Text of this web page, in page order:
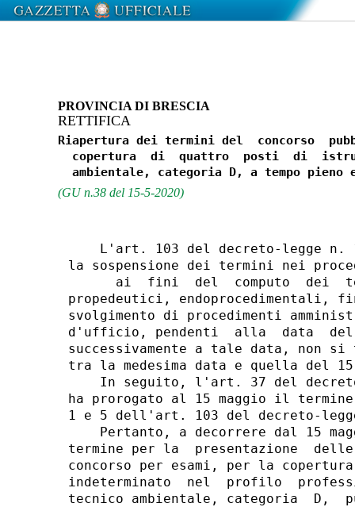
PROVINCIA DI BRESCIA
RETTIFICA
Riapertura dei termini del  concorso
copertura  di  quattro  posti  di
(GU n.38 del 15-5-2020)
L'art. 103 del decreto-legge n.
la sospensione dei termini nei
ai  fini  del  computo  dei
propedeutici,
svolgimento di procedimenti
d'ufficio, pendenti  alla  data
successivamente a tale data, non si
tra la medesima data e quella del
In seguito, l'art. 37 del
ha prorogato al 15 maggio il
1 e 5 dell'art. 103 del decreto-
Pertanto, a decorrere dal 15
termine per la  presentazione
concorso per esami, per la
indeterminato  nel  profilo
tecnico ambientale, categoria  D,